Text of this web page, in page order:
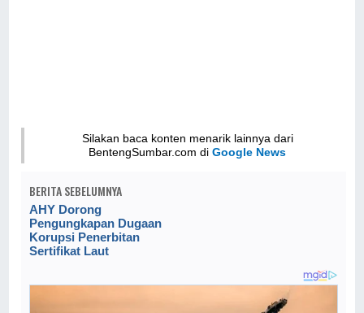
Silakan baca konten menarik lainnya dari
BentengSumbar.com diGoogle News
BERITA SEBELUMNYA
AHY Dorong
Pengungkapan Dugaan
Korupsi Penerbitan
Sertifikat Laut